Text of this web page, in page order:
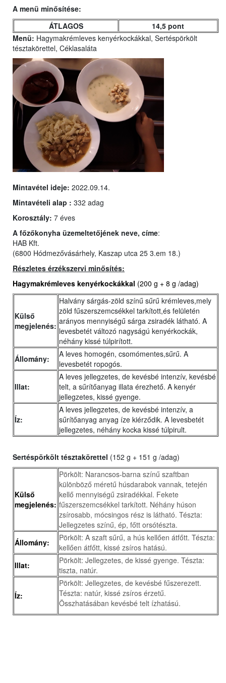
A menü minősítése:
ÁTLAGOS
14,5 pont
Menü: Hagymakrémleves kenyérkockákkal, Sertéspörkölt
tésztakörettel, Céklasaláta
Mintavétel ideje: 2022.09.14.
Mintavételi alap : 332 adag
Korosztály: 7 éves
A főzőkonyha üzemeltetőjének neve, címe:
HAB Kft.
(6800 Hódmezővásárhely, Kaszap utca 25 3.em 18.)
Részletes érzékszervi minősítés:
Hagymakrémleves kenyérkockákkal (200 g + 8 g /adag)
Külső
megjelenés:
Halvány sárgás-zöld színű sűrű krémleves,mely
zöld fűszerszemcsékkel tarkított,és felületén
arányos mennyiségű sárga zsiradék látható. A
levesbetét változó nagyságú kenyérkockák,
néhány kissé túlpirított.
Állomány:
A leves homogén, csomómentes,sűrű. A
levesbetét ropogós.
Illat:
A leves jellegzetes, de kevésbé intenzív, kevésbé
telt, a sűrítőanyag illata érezhető. A kenyér
jellegzetes, kissé gyenge.
Íz:
A leves jellegzetes, de kevésbé intenzív, a
sűrítőanyag anyag íze kiérződik. A levesbetét
jellegzetes, néhány kocka kissé túlpirult.
Sertéspörkölt tésztakörettel (152 g + 151 g /adag)
Külső
megjelenés:
Pörkölt: Narancsos-barna színű szaftban
különböző méretű húsdarabok vannak, tetején
kellő mennyiségű zsiradékkal. Fekete
fűszerszemcsékkel tarkított. Néhány húson
zsírosabb, mócsingos rész is látható. Tészta:
Jellegzetes színű, ép, főtt orsótészta.
Állomány:
Pörkölt: A szaft sűrű, a hús kellően átfőtt. Tészta:
kellően átfőtt, kissé zsíros hatású.
Illat:
Pörkölt: Jellegzetes, de kissé gyenge. Tészta:
tiszta, natúr.
Íz:
Pörkölt: Jellegzetes, de kevésbé fűszerezett.
Tészta: natúr, kissé zsíros érzetű.
Összhatásában kevésbé telt ízhatású.